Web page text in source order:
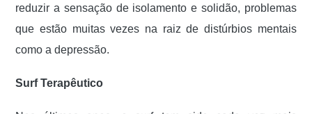
reduzir a sensação de isolamento e solidão, problemas
que estão muitas vezes na raiz de distúrbios mentais
como a depressão.
Surf Terapêutico